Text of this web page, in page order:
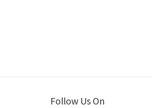
Follow Us On